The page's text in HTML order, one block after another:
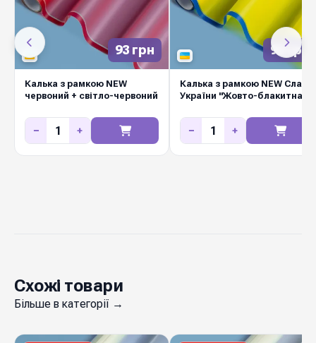
Щільність 40 мікрон
Кольорова гама
15 пастельних
відтінків
100 %
ТОВ "ПАКІНГ-
Швидка відправка Новою Поштою по всій
Україні.
93 грн
Калька з рамкою NEW
червоний + світло-червоний
− +
93 грн
Калька з рамкою NEW Слава
України "Жовто-блакитна"
− +
Схожі товари
Більше в категорії →